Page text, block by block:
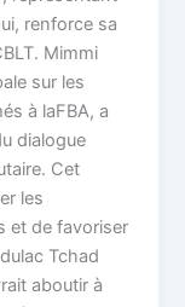
renforce sa
Mimmi
sur les
à laFBA, a
dialogue
Cet
les
et de favoriser
Tchad
aboutir à